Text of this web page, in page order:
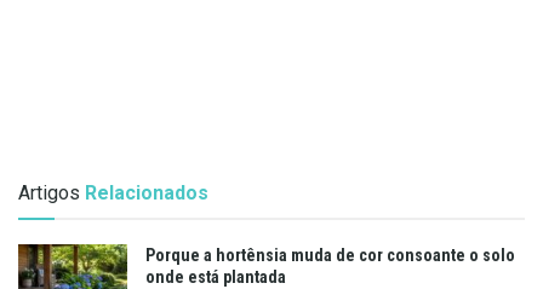
Artigos Relacionados
Porque a hortênsia muda de cor consoante o solo
onde está plantada